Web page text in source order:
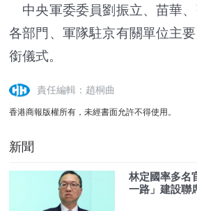
中央軍委委員劉振立、苗華
各部門、軍隊駐京有關單位主
銜儀式。
責任編輯：趙桐曲
香港商報版權所有，未經書面允許不得使用。
新聞
林定國率多名
一路」建設聯